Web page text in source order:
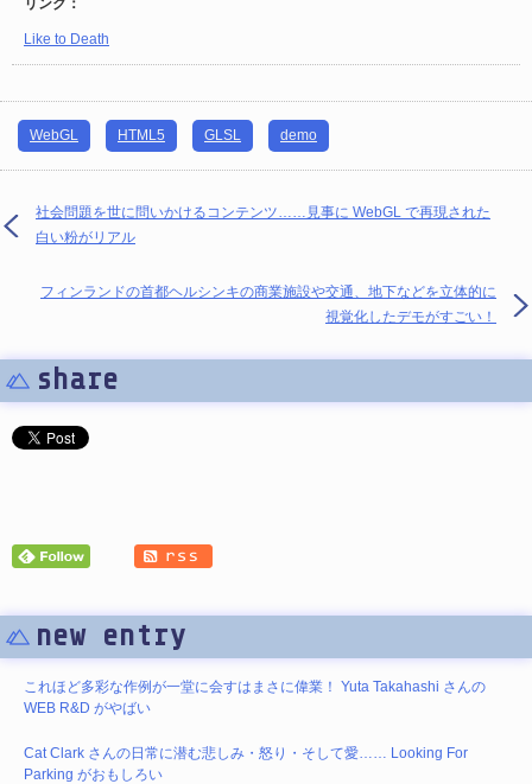
Like to Death
WebGL HTML5 GLSL demo
社会問題を世に問いかけるコンテンツ……見事に WebGL で再現された
白い粉がリアル
フィンランドの首都ヘルシンキの商業施設や交通、地下などを立体的に
視覚化したデモがすごい！
share
new entry
これほど多彩な作例が一堂に会すはまさに偉業！ Yuta Takahashi さんの
WEB R&D がやばい
Cat Clark さんの日常に潜む悲しみ・怒り・そして愛…… Looking For
Parking がおもしろい